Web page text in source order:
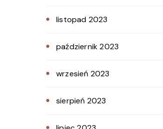
listopad 2023
październik 2023
wrzesień 2023
sierpień 2023